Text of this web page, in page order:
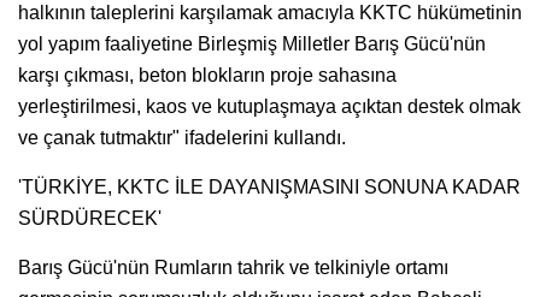
halkının taleplerini karşılamak amacıyla KKTC hükümetinin
yol yapım faaliyetine Birleşmiş Milletler Barış Gücü'nün
karşı çıkması, beton blokların proje sahasına
yerleştirilmesi, kaos ve kutuplaşmaya açıktan destek olmak
ve çanak tutmaktır" ifadelerini kullandı.
'TÜRKİYE, KKTC İLE DAYANIŞMASINI SONUNA KADAR
SÜRDÜRECEK'
Barış Gücü'nün Rumların tahrik ve telkiniyle ortamı